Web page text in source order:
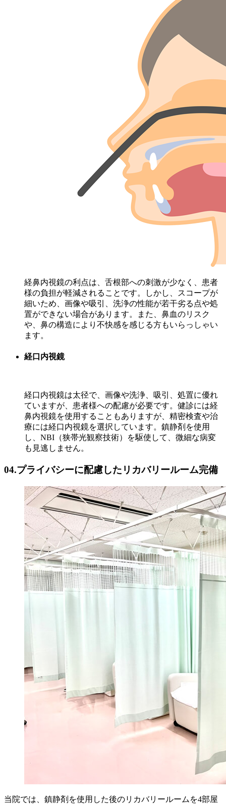
経鼻内視鏡の利点は、舌根部への刺激が少なく、患者
様の負担が軽減されることです。しかし、スコープが
細いため、画像や吸引、洗浄の性能が若干劣る点や処
置ができない場合があります。また、鼻血のリスク
や、鼻の構造により不快感を感じる方もいらっしゃい
ます。
経口内視鏡
経口内視鏡は太径で、画像や洗浄、吸引、処置に優れ
ていますが、患者様への配慮が必要です。健診には経
鼻内視鏡を使用することもありますが、精密検査や治
療には経口内視鏡を選択しています。鎮静剤を使用
し、NBI（狭帯光観察技術）を駆使して、微細な病変
も見逃しません。
04.プライバシーに配慮したリカバリールーム完備
当院では、鎮静剤を使用した後のリカバリールームを4部屋